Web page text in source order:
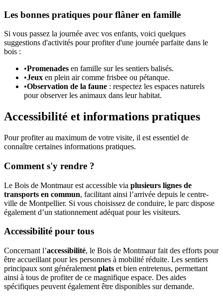
Les bonnes pratiques pour flâner en famille
Si vous passez la journée avec vos enfants, voici quelques
suggestions d'activités pour profiter d'une journée parfaite dans le
bois :
•Promenades en famille sur les sentiers balisés.
•Jeux en plein air comme frisbee ou pétanque.
•Observation de la faune : respectez les espaces naturels
pour observer les animaux dans leur habitat.
Accessibilité et informations pratiques
Pour profiter au maximum de votre visite, il est essentiel de
connaître certaines informations pratiques.
Comment s'y rendre ?
Le Bois de Montmaur est accessible via plusieurs lignes de
transports en commun, facilitant ainsi l’arrivée depuis le centre-
ville de Montpellier. Si vous choisissez de conduire, le parc dispose
également d’un stationnement adéquat pour les visiteurs.
Accessibilité pour tous
Concernant l’accessibilité, le Bois de Montmaur fait des efforts pour
être accueillant pour les personnes à mobilité réduite. Les sentiers
principaux sont généralement plats et bien entretenus, permettant
ainsi à tous de profiter de ce magnifique espace. Des aides
spécifiques peuvent également être disponibles sur demande.